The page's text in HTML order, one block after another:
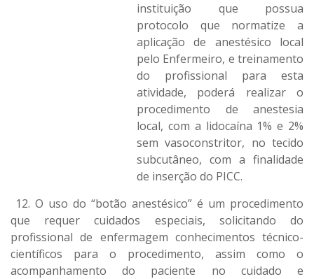
instituição que possua
protocolo que normatize a
aplicação de anestésico local
pelo Enfermeiro, e treinamento
do profissional para esta
atividade, poderá realizar o
procedimento de anestesia
local, com a lidocaína 1% e 2%
sem vasoconstritor, no tecido
subcutâneo, com a finalidade
de inserção do PICC.
12. O uso do “botão anestésico” é um procedimento
que requer cuidados especiais, solicitando do
profissional de enfermagem conhecimentos técnico-
científicos para o procedimento, assim como o
acompanhamento do paciente no cuidado e